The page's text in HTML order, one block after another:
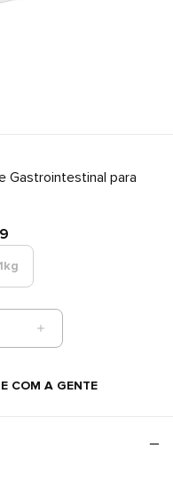
Gastrointestinal para
COM A GENTE